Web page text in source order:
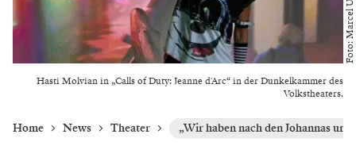
Hasti Molvian in „Calls of Duty: Jeanne d'Arc“ in der Dunkelkammer des
Volkstheaters.
Foto: Marcel Urlaub
Home News Theater „Wir haben nach den Johannas